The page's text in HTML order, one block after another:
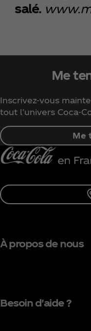
salé.
Me
Inscrivez-vous
tout l'univers
Me
À propos de nous
Besoin d'aide ?